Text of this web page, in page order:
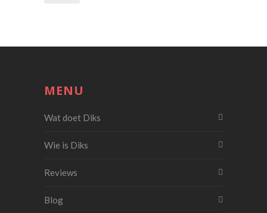
MENU
Wat doet Diks
Wie is Diks
Reviews
Blog